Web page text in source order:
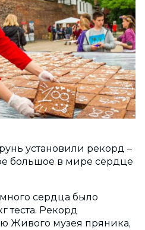
установили рекорд –
большое в мире сердце
сердца было
теста. Рекорд
Живого музея пряника,